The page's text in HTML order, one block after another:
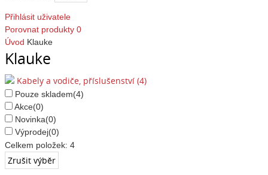
Přihlásit uživatele
Porovnat produkty 0
Úvod Klauke
Klauke
Kabely a vodiče, příslušenství (4)
Pouze skladem(4)
Akce(0)
Novinka(0)
Výprodej(0)
Celkem položek: 4